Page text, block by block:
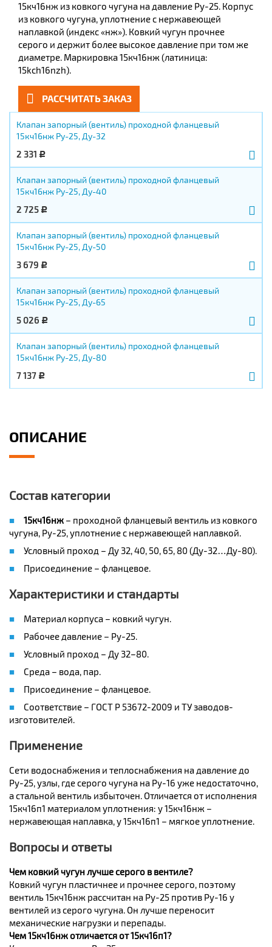
15кч16нж из ковкого чугуна на давление Ру-25. Корпус
из ковкого чугуна, уплотнение с нержавеющей
наплавкой (индекс «нж»). Ковкий чугун прочнее
серого и держит более высокое давление при том же
диаметре. Маркировка 15кч16нж (латиница:
15kch16nzh).
РАССЧИТАТЬ ЗАКАЗ
Клапан запорный (вентиль) проходной фланцевый
15кч16нж Ру-25, Ду-32
2 331 Р
Клапан запорный (вентиль) проходной фланцевый
15кч16нж Ру-25, Ду-40
2 725 Р
Клапан запорный (вентиль) проходной фланцевый
15кч16нж Ру-25, Ду-50
3 679 Р
Клапан запорный (вентиль) проходной фланцевый
15кч16нж Ру-25, Ду-65
5 026 Р
Клапан запорный (вентиль) проходной фланцевый
15кч16нж Ру-25, Ду-80
7 137 Р
ОПИСАНИЕ
Состав категории
15кч16нж – проходной фланцевый вентиль из ковкого
чугуна, Ру-25, уплотнение с нержавеющей наплавкой.
Условный проход – Ду 32, 40, 50, 65, 80 (Ду-32…Ду-80).
Присоединение – фланцевое.
Характеристики и стандарты
Материал корпуса – ковкий чугун.
Рабочее давление – Ру-25.
Условный проход – Ду 32–80.
Среда – вода, пар.
Присоединение – фланцевое.
Соответствие – ГОСТ Р 53672-2009 и ТУ заводов-
изготовителей.
Применение
Сети водоснабжения и теплоснабжения на давление до
Ру-25, узлы, где серого чугуна на Ру-16 уже недостаточно,
а стальной вентиль избыточен. Отличается от исполнения
15кч16п1 материалом уплотнения: у 15кч16нж –
нержавеющая наплавка, у 15кч16п1 – мягкое уплотнение.
Вопросы и ответы
Чем ковкий чугун лучше серого в вентиле?
Ковкий чугун пластичнее и прочнее серого, поэтому
вентиль 15кч16нж рассчитан на Ру-25 против Ру-16 у
вентилей из серого чугуна. Он лучше переносит
механические нагрузки и перепады.
Чем 15кч16нж отличается от 15кч16п1?